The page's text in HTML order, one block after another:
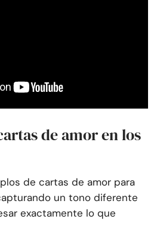
de amor en los
de cartas de amor para
un tono diferente
exactamente lo que